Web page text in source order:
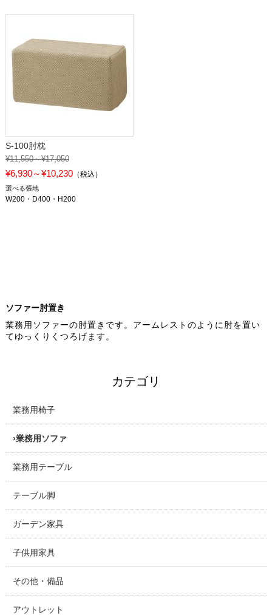
S-100肘枕
¥11,550～¥17,050
¥6,930～¥10,230（税込）
選べる張地
W200・D400・H200
ソファー肘置き
業務用ソファーの肘置きです。アームレストのように肘を置い
てゆっくりくつろげます。
カテゴリ
業務用椅子
業務用ソファ
業務用テーブル
テーブル脚
ガーデン家具
子供用家具
その他・備品
アウトレット